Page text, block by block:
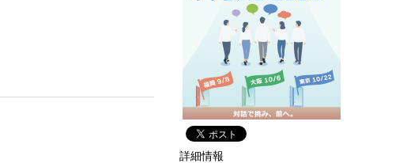
詳細情報